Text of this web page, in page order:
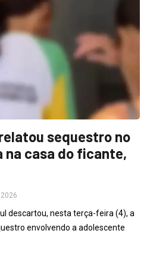
sequestro no
na casa do ficante,
descartou, nesta terça-feira (4), a
envolvendo a adolescente